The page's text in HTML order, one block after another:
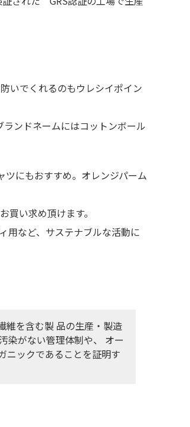
いでくれるのもウレシイポイン
ンドネームにはコットンボール
にもおすすめ。オレンジパーム
い求め頂けます。
用など、サステナブルな活動に
維を含む製 品の生産・製造
染がない管理体制や、 オー
ニックであることを証明す